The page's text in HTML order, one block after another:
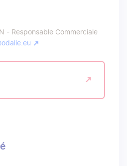
- Responsable Commerciale